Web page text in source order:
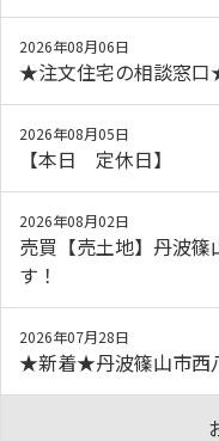
2026年08月06日
★注文住宅の相談窓口
2026年08月05日
【本日 定休日】
2026年08月02日
売買【売土地】丹波
す！
2026年07月28日
★新着★丹波篠山市西